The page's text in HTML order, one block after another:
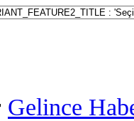
Gelince